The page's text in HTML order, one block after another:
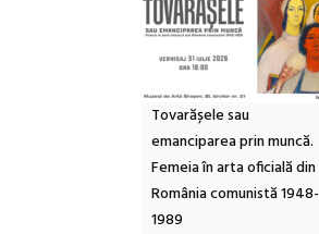
Tovarășele sau
emanciparea prin muncă.
Femeia în arta oficială din
România comunistă 1948-
1989